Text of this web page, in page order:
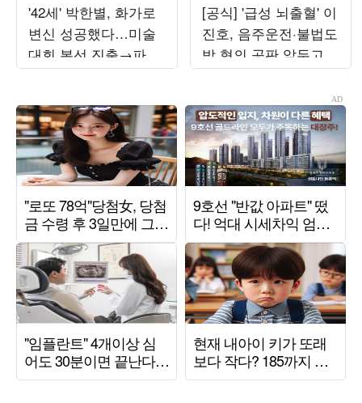
'42세' 박한별, 화가로
변신 성공했다…미술
대회 본선 진출→파리
초대전까지 '못 하는
[공식] '급성 뇌출혈' 이
진호, 음주운전·불법도
박 혐의 공판 앞두고
퇴원했다…"안정 취하